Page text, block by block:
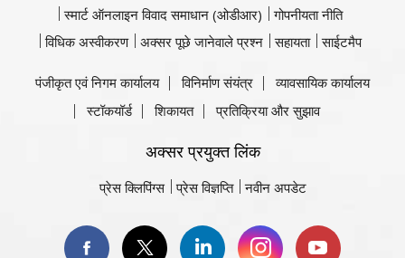
स्मार्ट ऑनलाइन विवाद समाधान (ओडीआर)
गोपनीयता नीति
विधिक अस्वीकरण
अक्सर पूछे जानेवाले प्रश्न सहायता साईटमैप
पंजीकृत एवं निगम कार्यालय विनिर्माण संयंत्र
व्यावसायिक कार्यालय
स्टॉकयॉर्ड
शिकायत प्रतिक्रिया और सुझाव
अक्सर प्रयुक्त लिंक
प्रेस क्लिपिंग्स प्रेस विज्ञप्ति नवीन अपडेट